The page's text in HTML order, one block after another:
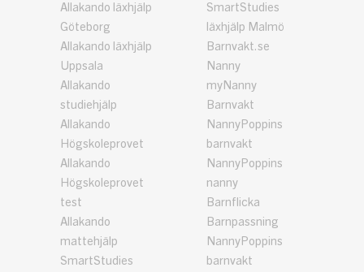
Allakando läxhjälp
Göteborg
Allakando läxhjälp
Uppsala
Allakando
studiehjälp
Allakando
Högskoleprovet
Allakando
Högskoleprovet
test
Allakando
mattehjälp
SmartStudies
SmartStudies
läxhjälp Malmö
Barnvakt.se
Nanny
myNanny
Barnvakt
NannyPoppins
barnvakt
NannyPoppins
nanny
Barnflicka
Barnpassning
NannyPoppins
barnvakt